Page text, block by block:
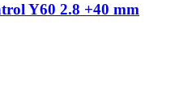
Y60 2.8 +40 mm